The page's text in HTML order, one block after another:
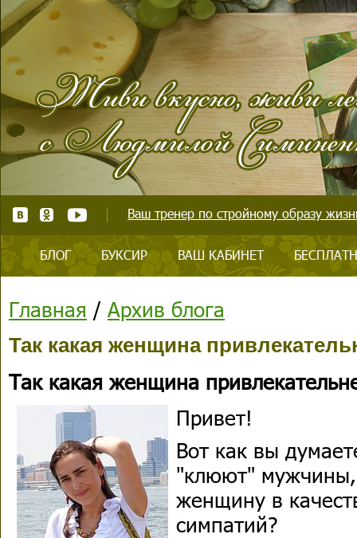
Ваш тренер по стройному образу
БЛОГ БУКСИР ВАШ КАБИНЕТ
Главная / Архив блога
Так какая женщина
Так какая женщина
Привет!
Вот как вы
"клюют"
женщину в
симпатий?